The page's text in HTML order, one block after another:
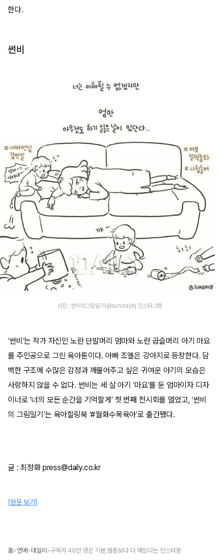
한다.
썬비
사진 : 썬비의그림일기(@sundayb) 인스타그램
‘썬비’는 작가 자신인 노란 단발머리 엄마와 노란 곱슬머리 아기 마요
를 주인공으로 그린 육아툰이다. 아빠 조엘은 강아지로 등장한다. 담
백한 구조에 수많은 감정과 깨물어주고 싶은 귀여운 아기의 모습은
사랑하지 않을 수 없다. 썬비는 세 살 아기 ‘마요’를 둔 엄마이자 디자
이너로 ‘너의 모든 순간을 기억할게’ 첫 번째 전시회를 열었고, ‘썬비
의 그림일기’는 육아힐링북 ‘#월화수목육아’로 출간됐다.
글 : 최정화 press@daily.co.kr
[원문 보기]
홈>연예 >데일리 >구독자 40만 명은 기본,웹툰보다 더 재밌다는 인스타툰